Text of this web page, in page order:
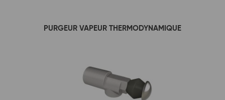
PURGEUR VAPEUR THERMODYNAMIQUE